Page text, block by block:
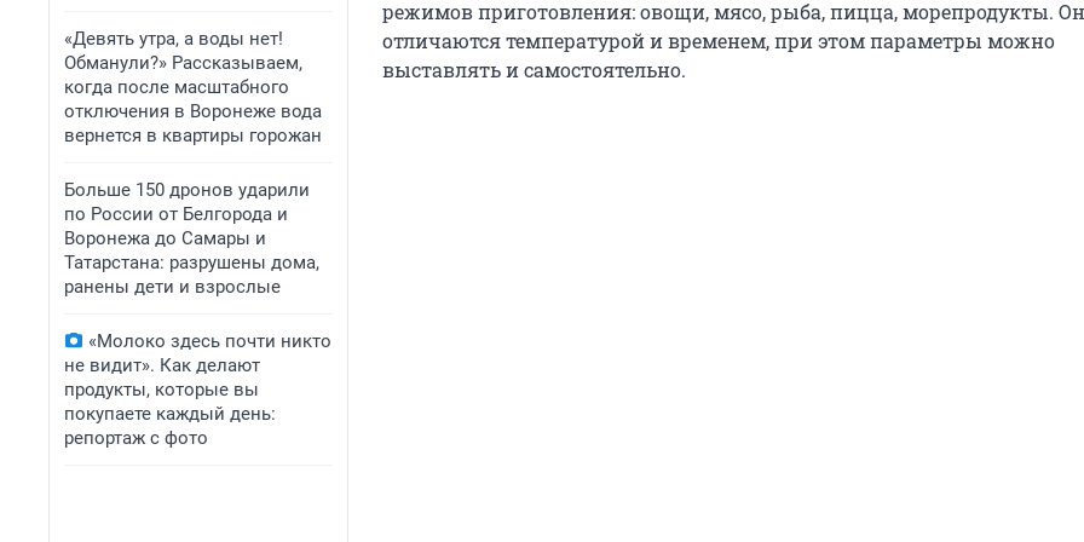
«Девять утра, а воды нет!
Обманули?» Рассказываем,
когда после масштабного
отключения в Воронеже вода
вернется в квартиры горожан
Больше 150 дронов ударили
по России от Белгорода и
Воронежа до Самары и
Татарстана: разрушены дома,
ранены дети и взрослые
«Молоко здесь почти никто
не видит». Как делают
продукты, которые вы
покупаете каждый день:
репортаж с фото
режимов приготовления: овощи, мясо, рыба, пицца, морепродукты.
отличаются температурой и временем, при этом параметры можно
выставлять и самостоятельно.